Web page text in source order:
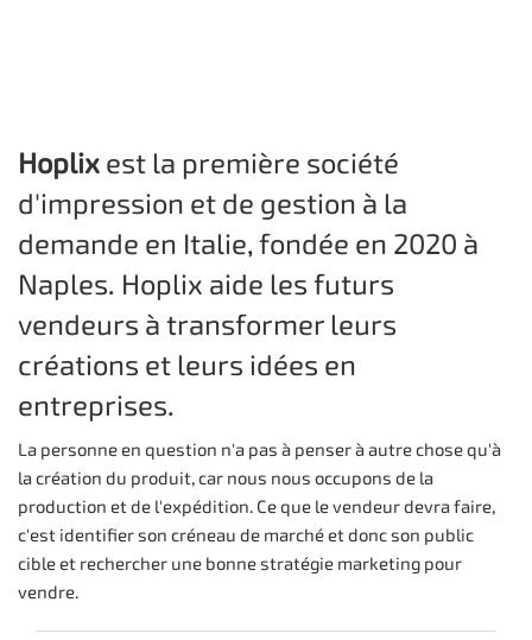
Hoplix est la première société
d'impression et de gestion à la
demande en Italie, fondée en 2020 à
Naples. Hoplix aide les futurs
vendeurs à transformer leurs
créations et leurs idées en
entreprises.
La personne en question n'a pas à penser à autre chose qu'à
la création du produit, car nous nous occupons de la
production et de l'expédition. Ce que le vendeur devra faire,
c'est identifier son créneau de marché et donc son public
cible et rechercher une bonne stratégie marketing pour
vendre.